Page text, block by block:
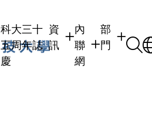
科大三十
五周年誌
慶
資
訊
內
聯
網
部
門